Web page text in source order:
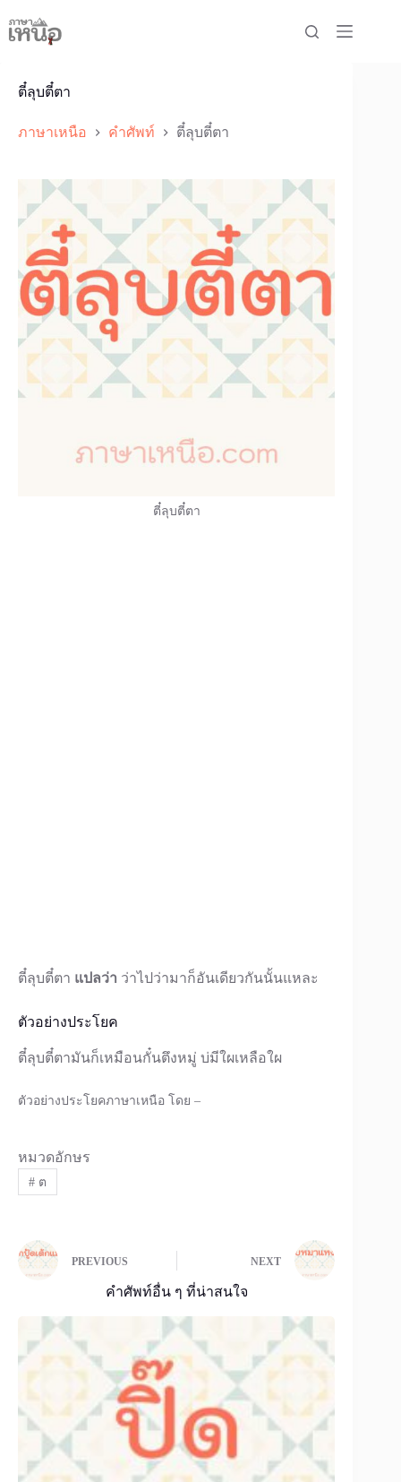
to
content
ตี๋ลุบตี๋ตา
ภาษาเหนือ คำศัพท์ ตี๋ลุบตี๋ตา
ตี๋ลุบตี๋ตา
ตี๋ลุบตี๋ตา แปลว่า ว่าไปว่ามาก็อันเดียวกันนั้นแหละ
ตัวอย่างประโยค
ตี๋ลุบตี๋ตามันก็เหมือนกั๋นตึงหมู่ บ่มีใผเหลือใผ
ตัวอย่างประโยคภาษาเหนือ โดย –
หมวดอักษร
#ต
PREVIOUS NEXT
คำศัพท์อื่น ๆ ที่น่าสนใจ